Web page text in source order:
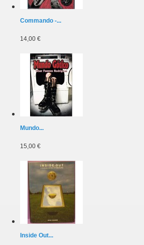
Commando -...
14,00 €
Mundo...
15,00 €
Inside Out...